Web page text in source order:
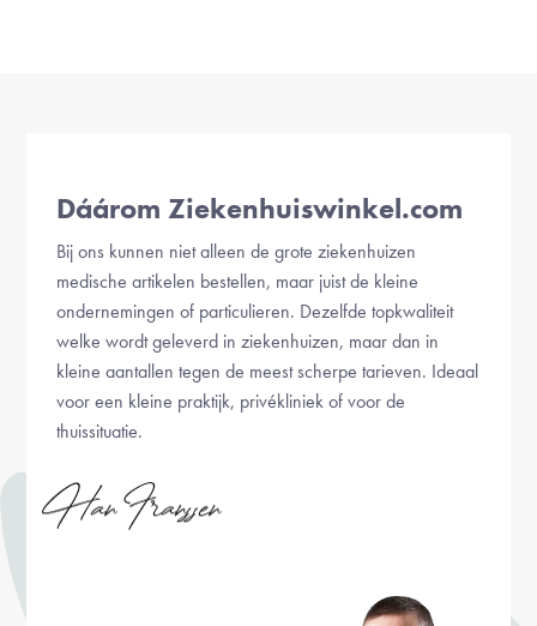
Dáárom Ziekenhuiswinkel.com
Bij ons kunnen niet alleen de grote ziekenhuizen
medische artikelen bestellen, maar juist de kleine
ondernemingen of particulieren. Dezelfde topkwaliteit
welke wordt geleverd in ziekenhuizen, maar dan in
kleine aantallen tegen de meest scherpe tarieven. Ideaal
voor een kleine praktijk, privékliniek of voor de
thuissituatie.